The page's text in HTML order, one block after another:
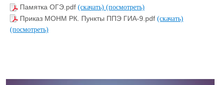
Памятка ОГЭ.pdf (скачать) (посмотреть)
Приказ МОНМ РК. Пункты ППЭ ГИА-9.pdf (скачать)
(посмотреть)